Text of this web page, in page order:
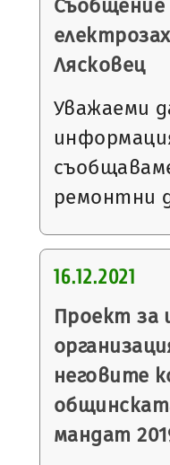
Съобщение
Лясковец
Уважаеми
ремонтни
16.12.2021
Проект за
неговите
мандат